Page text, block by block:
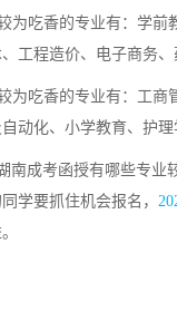
吃香的专业有：学前
工程造价、电子商务、
吃香的专业有：工商
动化、小学教育、护
成考函授有哪些专业
学要抓住机会报名，